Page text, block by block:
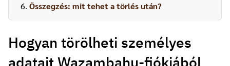
Összegzés: mit tehet a törlés után?
Hogyan törölheti személyes